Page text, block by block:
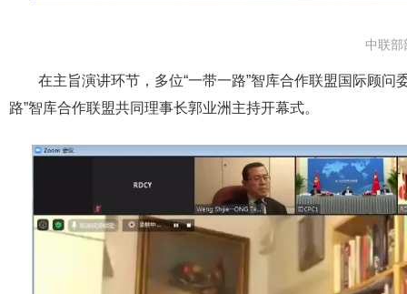
中联部
在主旨演讲环节，多位“一带一路”智库合作联盟国际顾
路”智库合作联盟共同理事长郭业洲主持开幕式。